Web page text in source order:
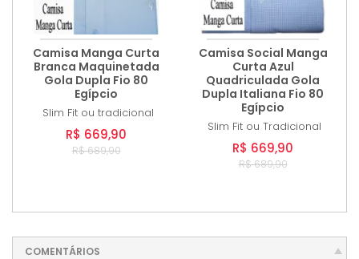
Camisa Manga Curta
Branca Maquinetada
Gola Dupla Fio 80
Egípcio
Slim Fit ou tradicional
R$ 669,90
R$ 689,90
Camisa Social Manga
Curta Azul
Quadriculada Gola
Dupla Italiana Fio 80
Egípcio
Slim Fit ou Tradicional
R$ 669,90
R$ 689,90
COMENTÁRIOS